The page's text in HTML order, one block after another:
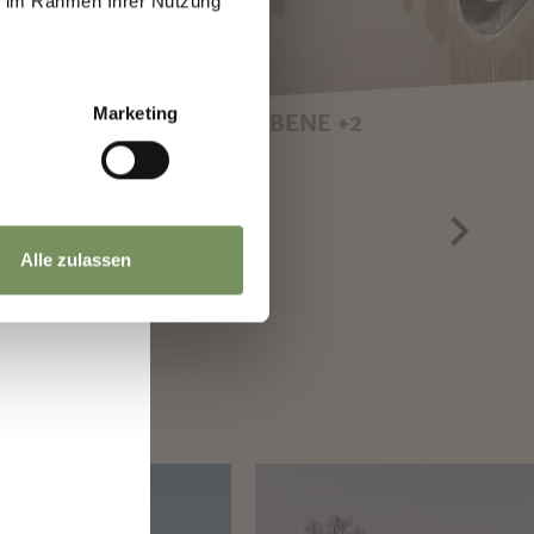
Marketing
Alle zulassen
EIN LICHT-
EBENE +2